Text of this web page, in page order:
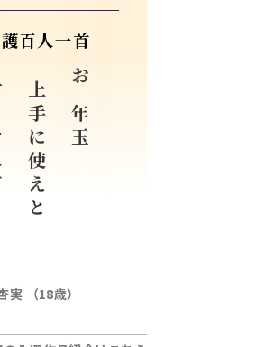
百人一首
お年玉
上手に使えと
（18歳）